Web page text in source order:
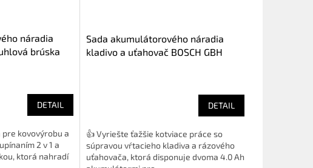
náradia
brúska
DETAIL
kovovýrobu a
2 v 1 a
ktorá nahradí
Sada akumulátorového náradia
kladivo a uťahovač BOSCH GBH
DETAIL
👍 Vyriešte ťažšie kotviace práce so
súpravou vŕtacieho kladiva a rázového
uťahovača, ktorá disponuje dvoma 4.0 Ah